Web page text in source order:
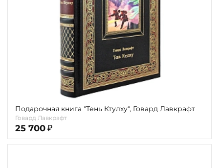
Подарочная книга "Тень Ктулху", Говард Лавкрафт
Говард Лавкрафт
25 700 ₽